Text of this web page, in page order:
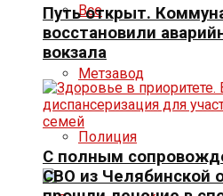
Все
Метзавод
Полиция
Путь открыт.
восстановили
вокзала
С полным
СВО из Челябинской